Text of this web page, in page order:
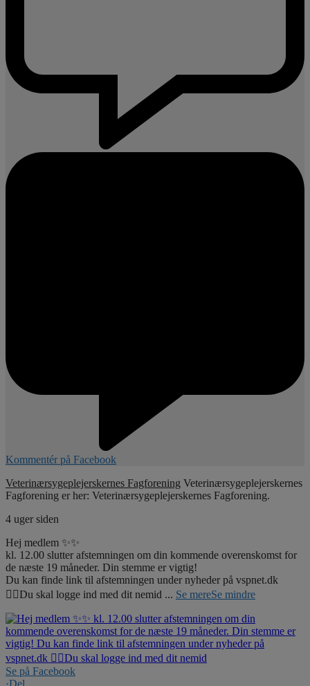
Kommentér på Facebook
Veterinærsygeplejerskernes Fagforening Veterinærsygeplejerskernes
Fagforening er her: Veterinærsygeplejerskernes Fagforening.
4 uger siden
Hej medlem ✨✨
kl. 12.00 slutter afstemningen om din kommende overenskomst for
de næste 19 måneder. Din stemme er vigtig!
Du kan finde link til afstemningen under nyheder på vspnet.dk
☝🏼Du skal logge ind med dit nemid ... Se mereSe mindre
Se på Facebook
·Del